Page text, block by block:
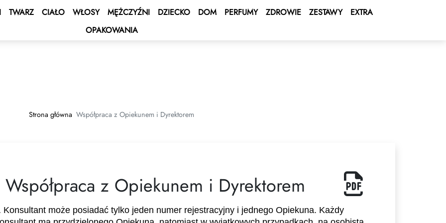
TWARZ CIAŁO WŁOSY MĘŻCZYŹNI DZIECKO DOM PERFUMY ZDROWIE ZESTAWY
EXTRA
OPAKOWANIA
- Wygraj Samochód
uslug
Strona główna Współpraca z Opiekunem i Dyrektorem
Współpraca z Opiekunem i Dyrektorem
Konsultant może posiadać tylko jeden numer rejestracyjny i jednego Opiekuna. Każdy